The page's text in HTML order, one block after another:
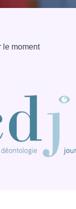
le moment